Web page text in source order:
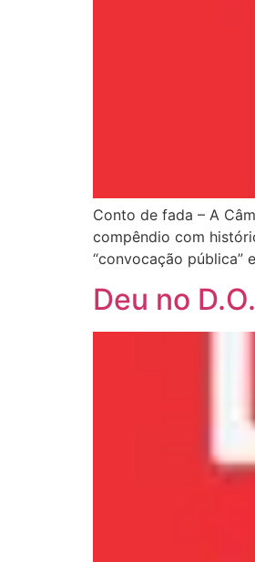
Conto de fada – A
compêndio com
“convocação pública”
Deu no D.O.